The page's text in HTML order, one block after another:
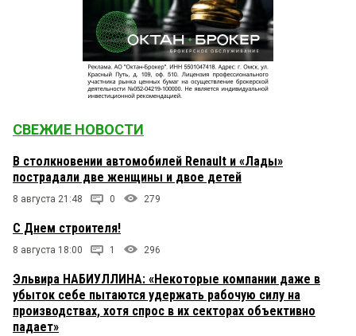
СВЕЖИЕ НОВОСТИ
В столкновении автомобилей Renault и «Лады»
пострадали две женщины и двое детей
8 августа 21:48 0 279
С Днем строителя!
8 августа 18:00 1 296
Эльвира НАБИУЛЛИНА: «Некоторые компании даже в
убыток себе пытаются удержать рабочую силу на
производствах, хотя спрос в их секторах объективно
падает»